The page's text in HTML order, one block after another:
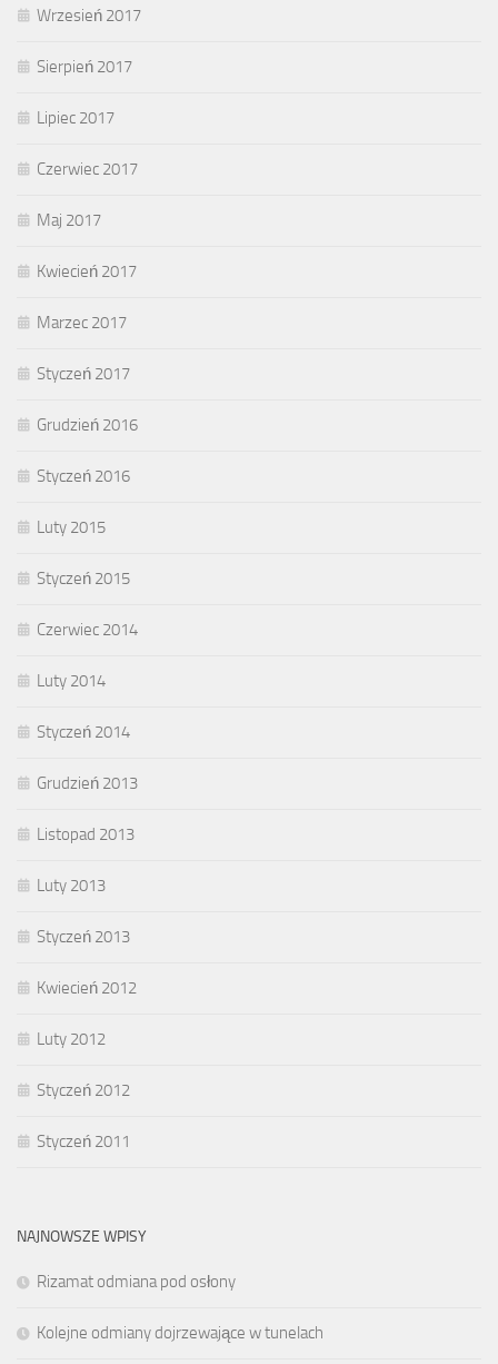
Wrzesień 2017
Sierpień 2017
Lipiec 2017
Czerwiec 2017
Maj 2017
Kwiecień 2017
Marzec 2017
Styczeń 2017
Grudzień 2016
Styczeń 2016
Luty 2015
Styczeń 2015
Czerwiec 2014
Luty 2014
Styczeń 2014
Grudzień 2013
Listopad 2013
Luty 2013
Styczeń 2013
Kwiecień 2012
Luty 2012
Styczeń 2012
Styczeń 2011
NAJNOWSZE WPISY
Rizamat odmiana pod osłony
Kolejne odmiany dojrzewające w tunelach